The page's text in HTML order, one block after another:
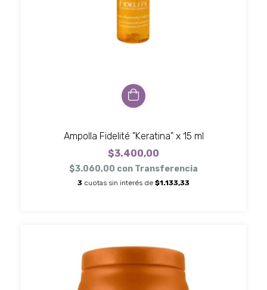
Ampolla Fidelité "Keratina" x 15 ml
$3.400,00
$3.060,00 con Transferencia
3 cuotas sin interés de $1.133,33